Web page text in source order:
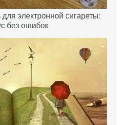
электронной сигареты:
без ошибок